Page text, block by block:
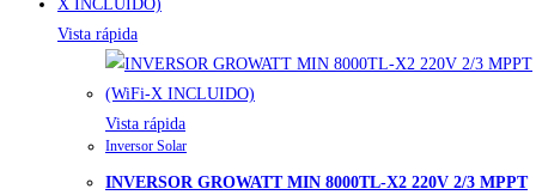
Vista rápida
Vista rápida
Inversor Solar
INVERSOR GROWATT MIN 8000TL-X2 220V 2/3 MPPT